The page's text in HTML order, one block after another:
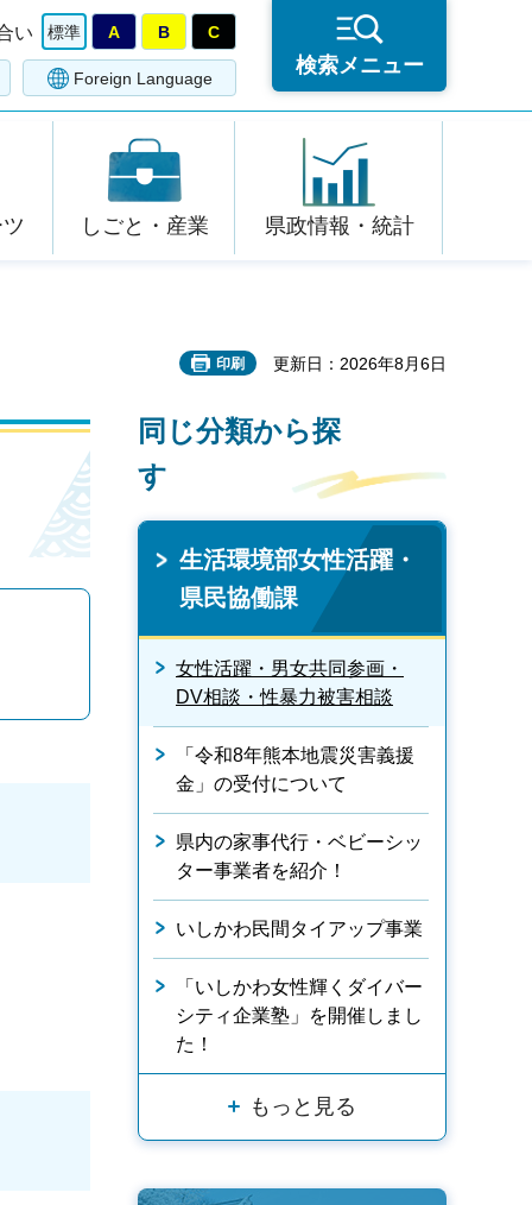
い 標準 A B C
Foreign Language
検索メニュー
しごと・産業 県政情報・統計
印刷 更新日：2026年8月6日
同じ分類から探
す
生活環境部女性活躍・
県民協働課
女性活躍・男女共同参画・
DV相談・性暴力被害相談
「令和8年熊本地震災害義援
金」の受付について
県内の家事代行・ベビーシッ
ター事業者を紹介！
いしかわ民間タイアップ事業
「いしかわ女性輝くダイバー
シティ企業塾」を開催しまし
た！
もっと見る